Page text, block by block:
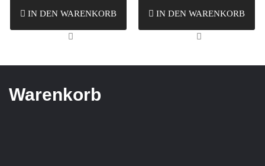
IN DEN WARENKORB IN DEN WARENKORB
Warenkorb